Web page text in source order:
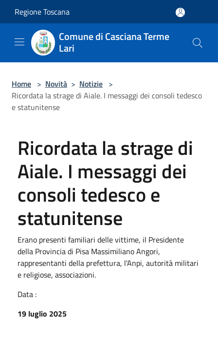
Regione Toscana
Comune di Casciana Terme
Lari
Home > Novità > Notizie >
Ricordata la strage di Aiale. I messaggi dei consoli tedesco
e statunitense
Ricordata la strage di
Aiale. I messaggi dei
consoli tedesco e
statunitense
Erano presenti familiari delle vittime, il Presidente
della Provincia di Pisa Massimiliano Angori,
rappresentanti della prefettura, l'Anpi, autorità militari
e religiose, associazioni.
Data :
19 luglio 2025